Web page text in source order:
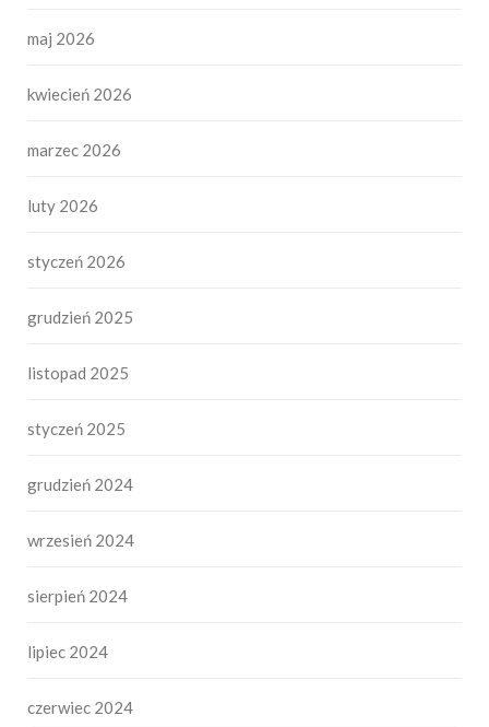
maj 2026
kwiecień 2026
marzec 2026
luty 2026
styczeń 2026
grudzień 2025
listopad 2025
styczeń 2025
grudzień 2024
wrzesień 2024
sierpień 2024
lipiec 2024
czerwiec 2024